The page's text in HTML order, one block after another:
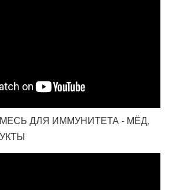
ДЛЯ ИММУНИТЕТА - МЁД,